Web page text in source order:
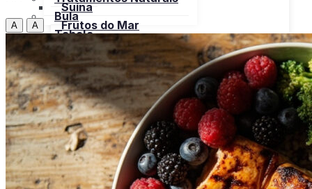
Suína
Frutos do Mar
Cereais
Frutas
Gorduras e Óleos
Leite e Derivados
Verduras, Hortaliças
Bula
Bula
Tabela
Nutricional
Open menu
Bebidas
Carnes
Open menu
Bovina
Frango
Peru
Suína
A A